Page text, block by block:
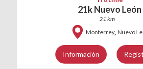
21k Nuevo León
21 km
Monterrey, Nuevo
Información